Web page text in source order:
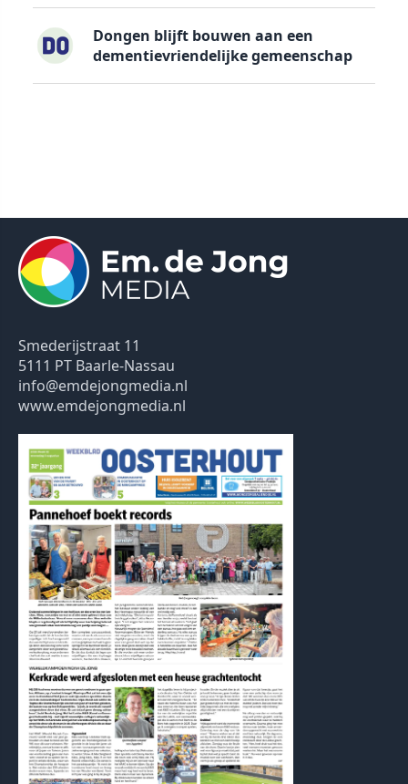
Dongen blijft bouwen aan een
dementievriendelijke gemeenschap
Smederijstraat 11
5111 PT Baarle-Nassau
info@emdejongmedia.nl
www.emdejongmedia.nl